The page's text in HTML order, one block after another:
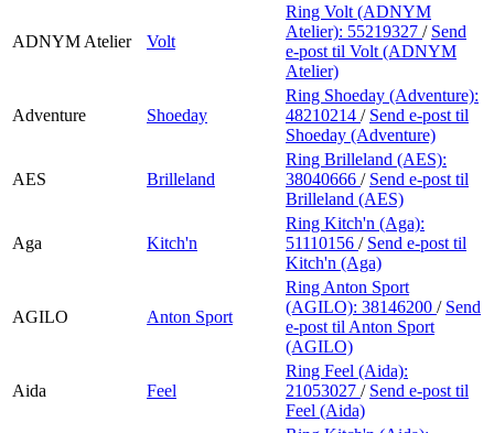
ADNYM Atelier Volt
Ring Volt (ADNYM
Atelier): 55219327 / Send
e-post til Volt (ADNYM
Atelier)
Adventure Shoeday
Ring Shoeday (Adventure):
48210214 / Send e-post til
Shoeday (Adventure)
AES Brilleland
Ring Brilleland (AES):
38040666 / Send e-post til
Brilleland (AES)
Aga Kitch'n
Ring Kitch'n (Aga):
51110156 / Send e-post til
Kitch'n (Aga)
AGILO Anton Sport
Ring Anton Sport
(AGILO): 38146200 / Send
e-post til Anton Sport
(AGILO)
Aida Feel
Ring Feel (Aida):
21053027 / Send e-post til
Feel (Aida)